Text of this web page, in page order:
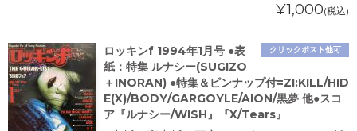
¥1,000(税込)
クリックポスト他可
ロッキンf 1994年1月号 ●表
紙：特集 ルナシー(SUGIZO
＋INORAN) ●特集＆ピンナップ付=ZI:KILL/HID
E(X)/BODY/GARGOYLE/AION/黒夢 他●スコ
ア『ルナシー/WISH』『X/Tears』